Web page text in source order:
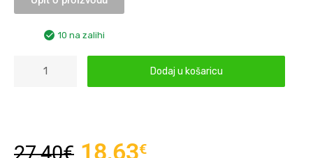
10 na zalihi
Dodaj u košaricu
27,40€ 18,63€